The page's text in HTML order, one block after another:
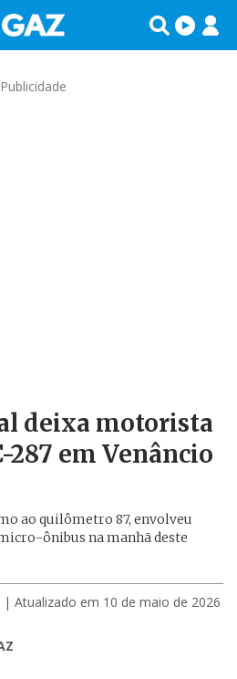
Publicidade
deixa motorista
287 em Venâncio
ao quilômetro 87, envolveu
ônibus na manhã deste
| Atualizado em 10 de maio de 2026